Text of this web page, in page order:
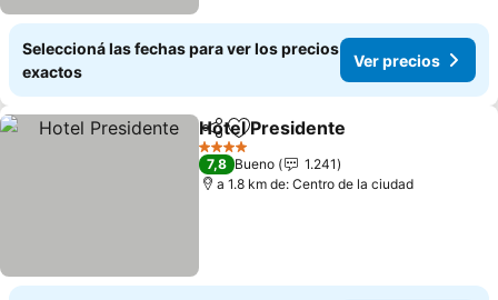
Seleccioná las fechas para ver los precios
exactos
Ver precios
CompartirAñadir a favoritos
Hotel Presidente
4 Estrellas
7,8 Bueno
1.241
a 1.8 km de: Centro de la ciudad